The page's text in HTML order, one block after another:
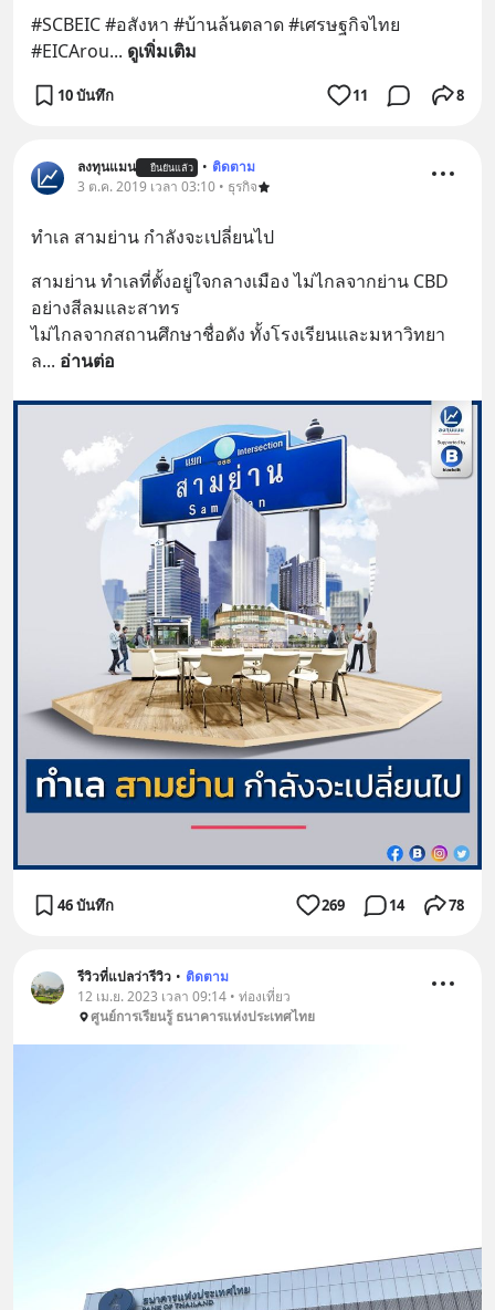
#SCBEIC #อสังหา #บ้านล้นตลาด #เศรษฐกิจไทย
#EICArou... ดูเพิ่มเติม
10 บันทึก 11 8
ลงทุนแมน ยืนยันแล้ว • ติดตาม
3 ต.ค. 2019 เวลา 03:10 • ธุรกิจ
ทำเล สามย่าน กำลังจะเปลี่ยนไป
สามย่าน ทำเลที่ตั้งอยู่ใจกลางเมือง ไม่ไกลจากย่าน CBD
อย่างสีลมและสาทร
ไม่ไกลจากสถานศึกษาชื่อดัง ทั้งโรงเรียนและมหาวิทยา
ล... อ่านต่อ
46 บันทึก 269 14 78
รีวิวที่แปลว่ารีวิว • ติดตาม
12 เม.ย. 2023 เวลา 09:14 • ท่องเที่ยว
ศูนย์การเรียนรู้ ธนาคารแห่งประเทศไทย